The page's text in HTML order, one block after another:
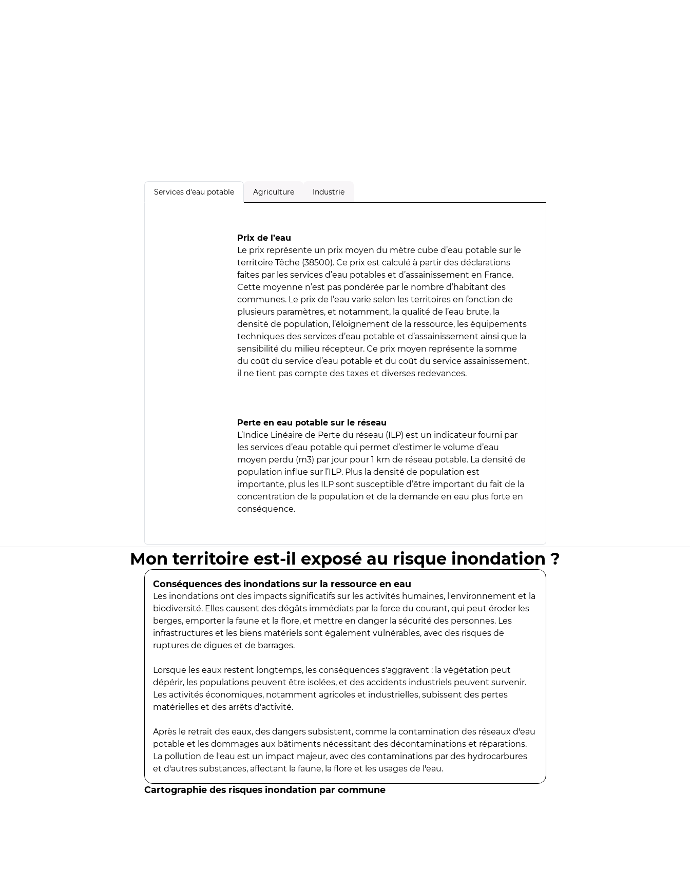
Services d'eau potable Agriculture Industrie
Prix de l’eau
Le prix représente un prix moyen du mètre cube d’eau potable sur le
territoire Têche (38500). Ce prix est calculé à partir des déclarations
faites par les services d’eau potables et d’assainissement en France.
Cette moyenne n’est pas pondérée par le nombre d’habitant des
communes. Le prix de l’eau varie selon les territoires en fonction de
plusieurs paramètres, et notamment, la qualité de l’eau brute, la
densité de population, l’éloignement de la ressource, les équipements
techniques des services d’eau potable et d’assainissement ainsi que la
sensibilité du milieu récepteur. Ce prix moyen représente la somme
du coût du service d’eau potable et du coût du service assainissement,
il ne tient pas compte des taxes et diverses redevances.
Perte en eau potable sur le réseau
L’Indice Linéaire de Perte du réseau (ILP) est un indicateur fourni par
les services d’eau potable qui permet d’estimer le volume d’eau
moyen perdu (m3) par jour pour 1 km de réseau potable. La densité de
population influe sur l’ILP. Plus la densité de population est
importante, plus les ILP sont susceptible d’être important du fait de la
concentration de la population et de la demande en eau plus forte en
conséquence.
Mon territoire est-il exposé au risque inondation ?
Conséquences des inondations sur la ressource en eau
Les inondations ont des impacts significatifs sur les activités humaines, l'environnement et la
biodiversité. Elles causent des dégâts immédiats par la force du courant, qui peut éroder les
berges, emporter la faune et la flore, et mettre en danger la sécurité des personnes. Les
infrastructures et les biens matériels sont également vulnérables, avec des risques de
ruptures de digues et de barrages.
Lorsque les eaux restent longtemps, les conséquences s'aggravent : la végétation peut
dépérir, les populations peuvent être isolées, et des accidents industriels peuvent survenir.
Les activités économiques, notamment agricoles et industrielles, subissent des pertes
matérielles et des arrêts d'activité.
Après le retrait des eaux, des dangers subsistent, comme la contamination des réseaux d'eau
potable et les dommages aux bâtiments nécessitant des décontaminations et réparations.
La pollution de l'eau est un impact majeur, avec des contaminations par des hydrocarbures
et d'autres substances, affectant la faune, la flore et les usages de l'eau.
Cartographie des risques inondation par commune